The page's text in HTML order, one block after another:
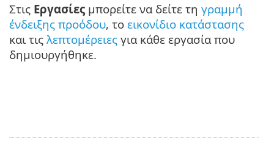
Στις Εργασίες μπορείτε να δείτε τη γραμμή
ένδειξης προόδου, το εικονίδιο κατάστασης
και τις λεπτομέρειες για κάθε εργασία που
δημιουργήθηκε.